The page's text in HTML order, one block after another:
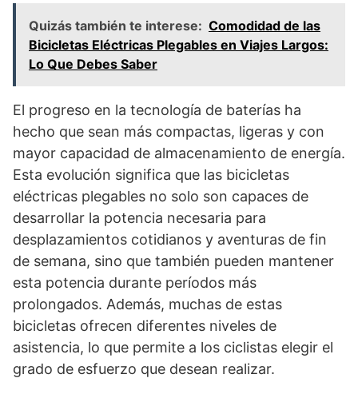
Quizás también te interese: Comodidad de las
Bicicletas Eléctricas Plegables en Viajes Largos:
Lo Que Debes Saber
El progreso en la tecnología de baterías ha
hecho que sean más compactas, ligeras y con
mayor capacidad de almacenamiento de energía.
Esta evolución significa que las bicicletas
eléctricas plegables no solo son capaces de
desarrollar la potencia necesaria para
desplazamientos cotidianos y aventuras de fin
de semana, sino que también pueden mantener
esta potencia durante períodos más
prolongados. Además, muchas de estas
bicicletas ofrecen diferentes niveles de
asistencia, lo que permite a los ciclistas elegir el
grado de esfuerzo que desean realizar.